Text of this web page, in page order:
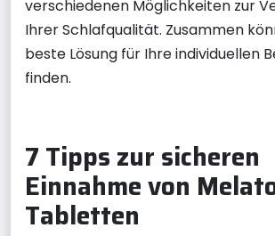
verschiedenen Möglichkeiten zur
Ihrer Schlafqualität. Zusammen
beste Lösung für Ihre individuellen
finden.
7 Tipps zur sicheren
Einnahme von
Tabletten